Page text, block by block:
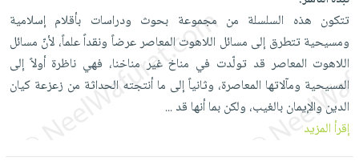
العناية
بالأسنان
الحمية
والتغذية
أدوات
المائدة
الأوعية
والتخزين
أدوات
المطبخ
الأكثر
مبيعاً
العودة
للمدارس
اكسسوارات
كتب
شحن
مجاني
بنود
مختارة
اشتراكات
كلبحث
متقدم
تتكون هذه السلسلة من مجموعة بحوث ودراسات بأقلام إسلامية
ومسيحية تتطرق إلى مسائل اللاهوت المعاصر عرضاً ونقداً علماً، لأنّ مسائل
اللاهوت المعاصر قد تولّدت في مناخ غير مناخنا، فهي ناظرة أولاً إلى
المسيحية ومآلاتها المعاصرة، وثانياً إلى ما أنتجته الحداثة من زعزعة كيان
الدين والإيمان بالغيب، ولكن بما أنها قد...
إقرأ المزيد